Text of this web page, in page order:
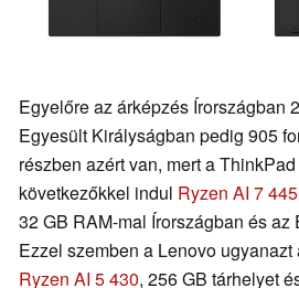
Egyelőre az árképzés Írországban
Egyesült Királyságban pedig 905
részben azért van, mert a
következőkkel indul Ryzen AI 7 445
32 GB RAM-mal Írországban és
Ezzel szemben a Lenovo
Ryzen AI 5 430, 256 GB tárhelyet